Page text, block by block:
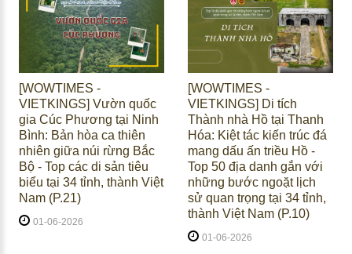
[WOWTIMES -
VIETKINGS] Vườn quốc
gia Cúc Phương tại Ninh
Bình: Bản hòa ca thiên
nhiên giữa núi rừng Bắc
Bộ - Top các di sản tiêu
biểu tại 34 tỉnh, thành Việt
Nam (P.21)
01-06-2026
[WOWTIMES -
VIETKINGS] Di tích
Thành nhà Hồ tại Thanh
Hóa: Kiệt tác kiến trúc đá
mang dấu ấn triều Hồ -
Top 50 địa danh gắn với
những bước ngoặt lịch
sử quan trọng tại 34 tỉnh,
thành Việt Nam (P.10)
01-06-2026